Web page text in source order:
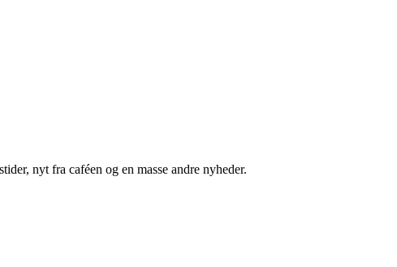
nyt fra caféen og en masse andre nyheder.